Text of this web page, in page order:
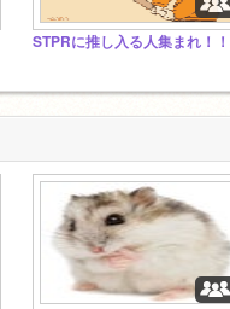
STPRに推し入る人集まれ！！